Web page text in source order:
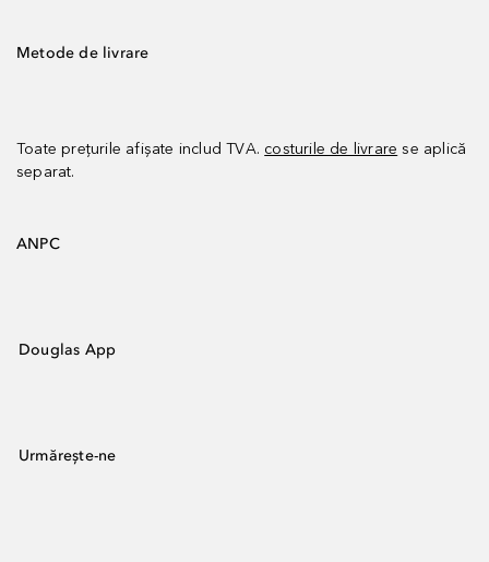
Metode de livrare
Toate prețurile afișate includ TVA. costurile de livrare se aplică
separat.
ANPC
Douglas App
Urmărește-ne